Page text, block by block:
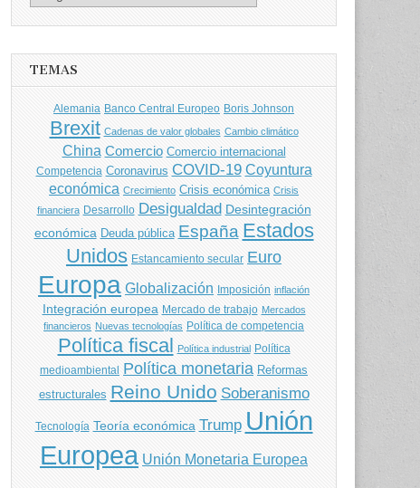
TEMAS
Alemania Banco Central Europeo Boris Johnson
Brexit Cadenas de valor globales Cambio climático
China Comercio Comercio internacional
Competencia Coronavirus COVID-19 Coyuntura
económica Crecimiento Crisis económica Crisis
financiera Desarrollo Desigualdad Desintegración
económica Deuda pública España Estados
Unidos Estancamiento secular Euro
Europa Globalización Imposición inflación
Integración europea Mercado de trabajo Mercados
financieros Nuevas tecnologías Política de competencia
Política fiscal Política industrial Política
medioambiental Política monetaria Reformas
estructurales Reino Unido Soberanismo
Tecnología Teoría económica Trump Unión
Europea Unión Monetaria Europea